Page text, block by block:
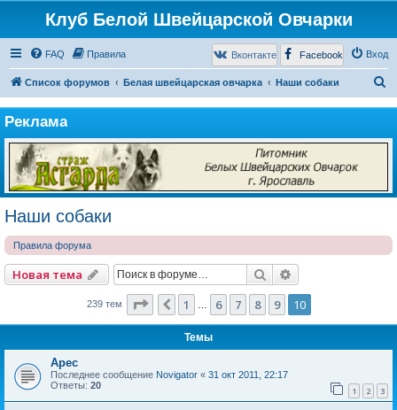
Клуб Белой Швейцарской Овчарки
FAQ Правила Вход
Вконтакте Facebook
Список форумов Белая швейцарская овчарка Наши собаки
с
Реклама
Наши собаки
Правила форума
Новая тема Поиск
239 тем Страница 10 из
Пред.
1 6 7 8 9 10
Темы
Арес
Последнее сообщение Novigator « 31 окт 2011, 22:17
Ответы: 20 1 2 3